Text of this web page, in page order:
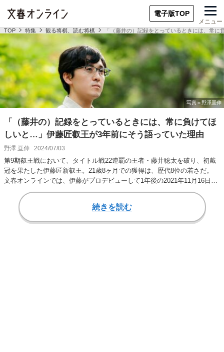
電子版TOP
メニュー
TOP 特集 観る将棋、読む将棋 「（藤井の）記録をとっているときには、常
「（藤井の）記録をとっているときには、常に負けてほ
しいと…」伊藤匠叡王が3年前にそう語っていた理由
野澤 亘伸 2024/07/03
第9期叡王戦において、タイトル戦22連覇の王者・藤井聡太を破り、初戴
冠を果たした伊藤匠新叡王。21歳8ヶ月での獲得は、歴代8位の若さだ。
文春オンラインでは、伊藤がプロデビューして1年後の2021年11月16日に
続きを読む